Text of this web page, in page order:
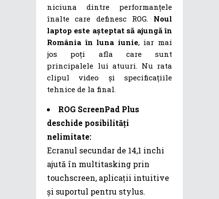
niciuna dintre performanțele
înalte care definesc ROG. Noul
laptop este așteptat să ajungă în
România în luna iunie, iar mai
jos poți afla care sunt
principalele lui atuuri. Nu rata
clipul video și specificațiile
tehnice de la final.
ROG ScreenPad Plus
deschide posibilități
nelimitate:
Ecranul secundar de 14,1 inchi
ajută în multitasking prin
touchscreen, aplicații intuitive
și suportul pentru stylus.